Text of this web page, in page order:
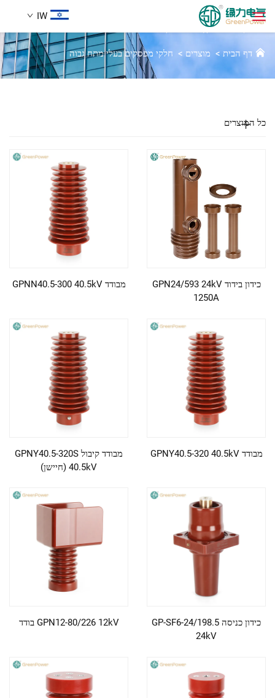
IW
מוצרים
הֲלָכוֹת
לְהִתְחַבֵּר אֵלֵינוּ
חלקי מיתקן מפסקים לזרם גבוה
דף הבית> מוצרים > חלקי מפסקים בעלי מתח גבוה
כל המוצרים
כידון בידוד GPN24/593 24kV
1250A
מבודד GPNN40.5-300 40.5kV
מבודד GPNY40.5-320 40.5kV
מבודד קיבול GPNY40.5-320S
40.5kV (חיישן)
כידון כניסה GP-SF6-24/198.5
24kV
GPN12-80/226 12kV בודד